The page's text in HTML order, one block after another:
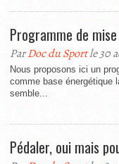
Programme de
ParDoc du Sportle 30
Nous proposons ici un
comme base énergétique
semble...
Pédaler, oui mais